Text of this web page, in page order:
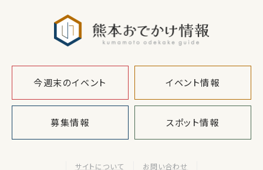
今週末のイベント イベント情報
募集情報 スポット情報
サイトについて お問い合わせ